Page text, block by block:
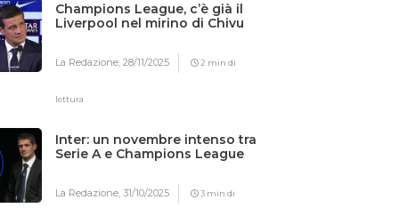
Champions League, c’è già il
Liverpool nel mirino di Chivu
La Redazione,28/11/2025 2 min di
lettura
Inter: un novembre intenso tra
Serie A e Champions League
La Redazione,31/10/2025 3 min di